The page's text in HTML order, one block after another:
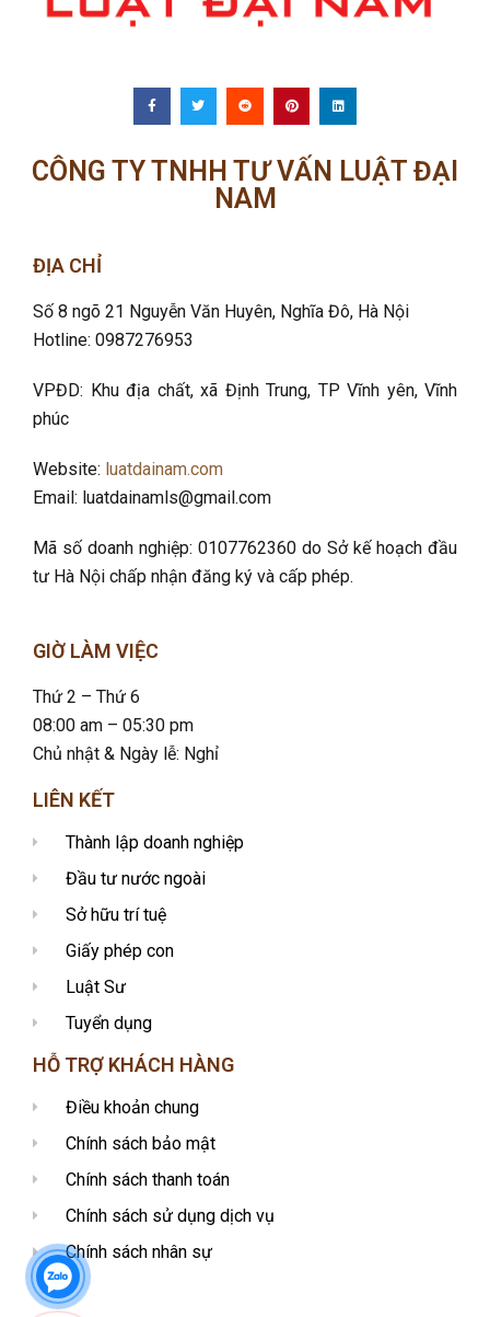
CÔNG TY TNHH TƯ VẤN LUẬT ĐẠI
NAM
ĐỊA CHỈ
Số 8 ngõ 21 Nguyễn Văn Huyên, Nghĩa Đô, Hà Nội
Hotline: 0987276953
VPĐD: Khu địa chất, xã Định Trung, TP Vĩnh yên, Vĩnh
phúc
Website: luatdainam.com
Email: luatdainamls@gmail.com
Mã số doanh nghiệp: 0107762360 do Sở kế hoạch đầu
tư Hà Nội chấp nhận đăng ký và cấp phép.
GIỜ LÀM VIỆC
Thứ 2 – Thứ 6
08:00 am – 05:30 pm
Chủ nhật & Ngày lễ: Nghỉ
LIÊN KẾT
Thành lập doanh nghiệp
Đầu tư nước ngoài
Sở hữu trí tuệ
Giấy phép con
Luật Sư
Tuyển dụng
HỖ TRỢ KHÁCH HÀNG
Điều khoản chung
Chính sách bảo mật
Chính sách thanh toán
Chính sách sử dụng dịch vụ
Chính sách nhân sự